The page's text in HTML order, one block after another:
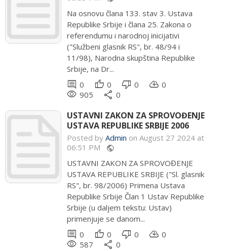
Na osnovu člana 133. stav 3. Ustava
Republike Srbije i člana 25. Zakona o
referendumu i narodnoj inicijativi
("Službeni glasnik RS", br. 48/94 i
11/98), Narodna skupština Republike
Srbije, na Dr...
comment 0 thumb_up 0 thumb_down 0 cloud_download 0
remove_red_eye 905 share 0
USTAVNI ZAKON ZA SPROVOĐENJE
USTAVA REPUBLIKE SRBIJE 2006
Posted by Admin on August 27 2024 at
06:51 PM public
USTAVNI ZAKON ZA SPROVOĐENJE
USTAVA REPUBLIKE SRBIJE ("Sl. glasnik
RS", br. 98/2006) Primena Ustava
Republike Srbije Član 1 Ustav Republike
Srbije (u daljem tekstu: Ustav)
primenjuje se danom...
comment 0 thumb_up 0 thumb_down 0 cloud_download 0
remove_red_eye 587 share 0